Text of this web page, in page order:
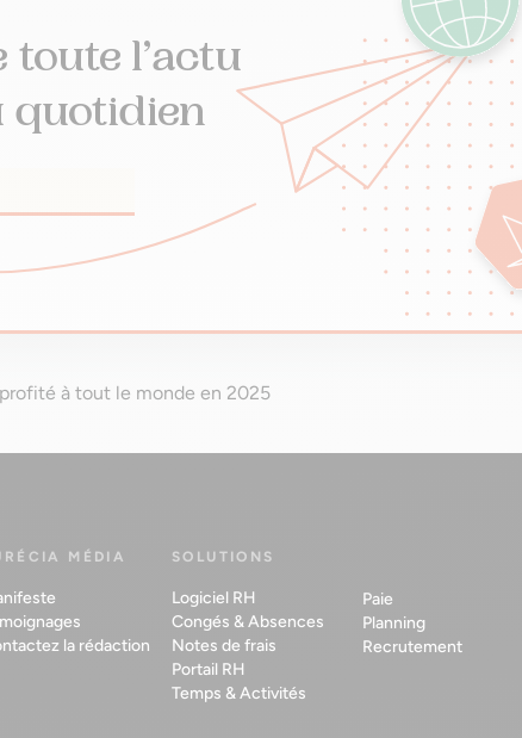
toute l’actu
quotidien
profité à tout le monde en 2025
MÉDIA
la rédaction
SOLUTIONS
Logiciel RH
Congés & Absences
Notes de frais
Portail RH
Temps & Activités
Paie
Planning
Recrutement